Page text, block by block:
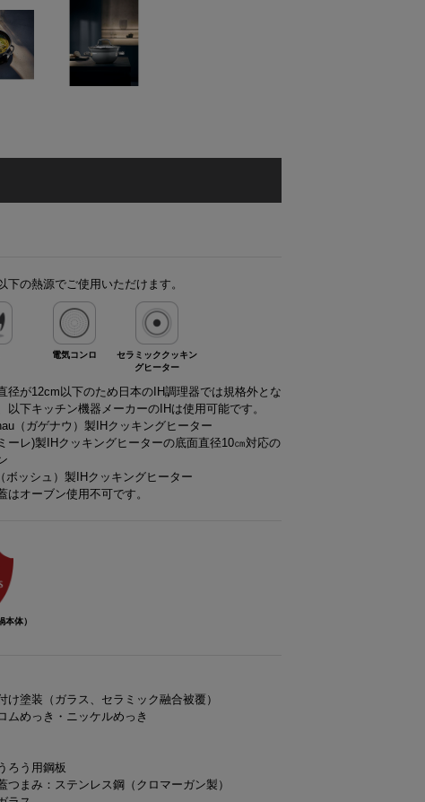
下の熱源でご使用いただけます。
電気コンロ
セラミッククッキン
グヒーター
径が12cm以下のため日本のIH調理器では規格外とな
以下キッチン機器メーカーのIHは使用可能です。
（ガゲナウ）製IHクッキングヒーター
ーレ)製IHクッキングヒーターの底面直径10㎝対応の
ボッシュ）製IHクッキングヒーター
はオーブン使用不可です。
本体）
け塗装（ガラス、セラミック融合被覆）
ムめっき・ニッケルめっき
ろう用鋼板
つまみ：ステンレス鋼（クロマーガン製）